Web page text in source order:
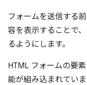
フォームを送信する
容を表示することで
るようにします。
HTML フォームの要
能が組み込まれてい